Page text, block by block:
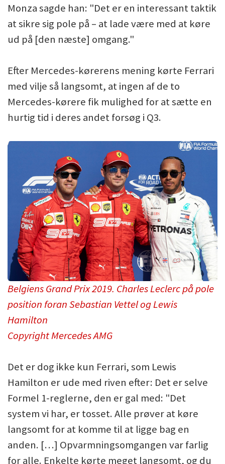
Monza sagde han: "Det er en interessant taktik
at sikre sig pole på – at lade være med at køre
ud på [den næste] omgang."
Efter Mercedes-kørerens mening kørte Ferrari
med vilje så langsomt, at ingen af de to
Mercedes-kørere fik mulighed for at sætte en
hurtig tid i deres andet forsøg i Q3.
Belgiens Grand Prix 2019. Charles Leclerc på pole
position foran Sebastian Vettel og Lewis
Hamilton
Copyright Mercedes AMG
Det er dog ikke kun Ferrari, som Lewis
Hamilton er ude med riven efter: Det er selve
Formel 1-reglerne, den er gal med: "Det
system vi har, er tosset. Alle prøver at køre
langsomt for at komme til at ligge bag en
anden. […] Opvarmningsomgangen var farlig
for alle. Enkelte kørte meget langsomt, og du